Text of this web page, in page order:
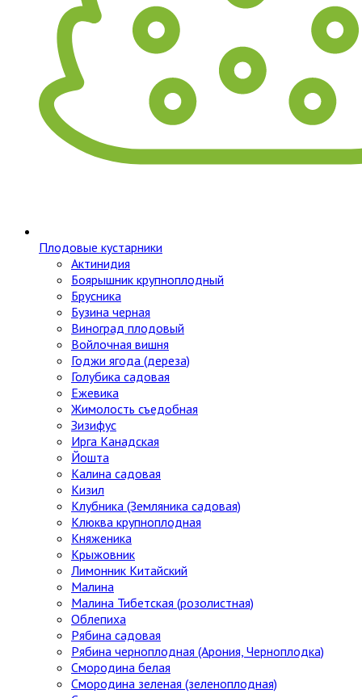
Плодовые кустарники
Актинидия
Боярышник крупноплодный
Брусника
Бузина черная
Виноград плодовый
Войлочная вишня
Годжи ягода (дереза)
Голубика садовая
Ежевика
Жимолость съедобная
Зизифус
Ирга Канадская
Йошта
Калина садовая
Кизил
Клубника (Земляника садовая)
Клюква крупноплодная
Княженика
Крыжовник
Лимонник Китайский
Малина
Малина Тибетская (розолистная)
Облепиха
Рябина садовая
Рябина черноплодная (Арония, Черноплодка)
Смородина белая
Смородина зеленая (зеленоплодная)